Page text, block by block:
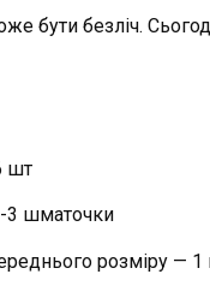
бути безліч.
шт
3 шматочки
розміру —